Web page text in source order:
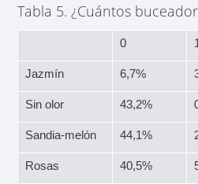
Tabla 5. ¿Cuántos
0 1
Jazmín 6,7%
Sin olor 43,2%
Sandia-melón 44,1%
Rosas 40,5%